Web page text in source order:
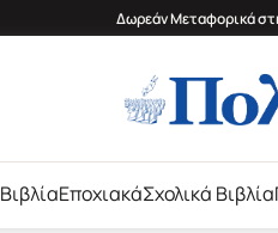
Δωρεάν Μεταφορικά
ΒιβλίαΕποχιακάΣχολικά Βιβλία